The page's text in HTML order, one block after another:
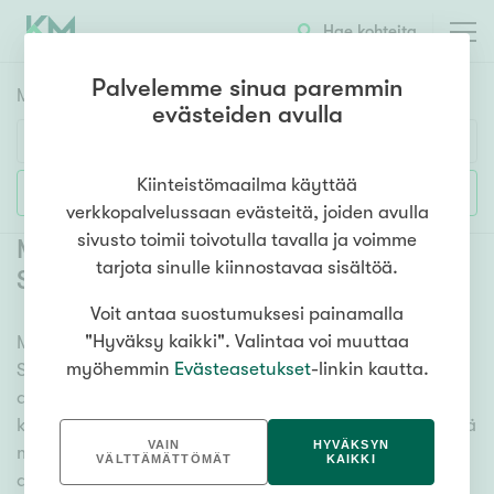
Hae kohteita
Myyntikohteet
Huoneluku
1h 2h 3h 4h 5h+
Asuntotyyppi
Kerros-/luhtitalo
Rivitalo/paritalo
Omakoti-/erillistalo
Maa- tai metsätila
Lisää hakuehtoja
Myytävät rivitalot ja paritalot Hamina
Summa (2)
Meiltä löydät myytävät rivitalot ja paritalot Hamina
Summa, olitpa etsimässä suurempaa tai pienempää
asuntoa. Lukuisat asuntovaihtoehdot ja erittäin
kattava kiinteistönvälittäjien verkosto varmistavat, että
meillä on hyvä paikallinen osaaminen ja tieto. Katso
alta kaikki myytävät rivitalot ja paritalot Hamina
Palvelemme sinua paremmin
evästeiden avulla
Kiinteistömaailma käyttää
verkkopalvelussaan evästeitä, joiden avulla
sivusto toimii toivotulla tavalla ja voimme
tarjota sinulle kiinnostavaa sisältöä.
Voit antaa suostumuksesi painamalla
"Hyväksy kaikki". Valintaa voi muuttaa
myöhemmin Evästeasetukset-linkin kautta.
VAIN
VÄLTTÄMÄTTÖMÄT
HYVÄKSYN
KAIKKI